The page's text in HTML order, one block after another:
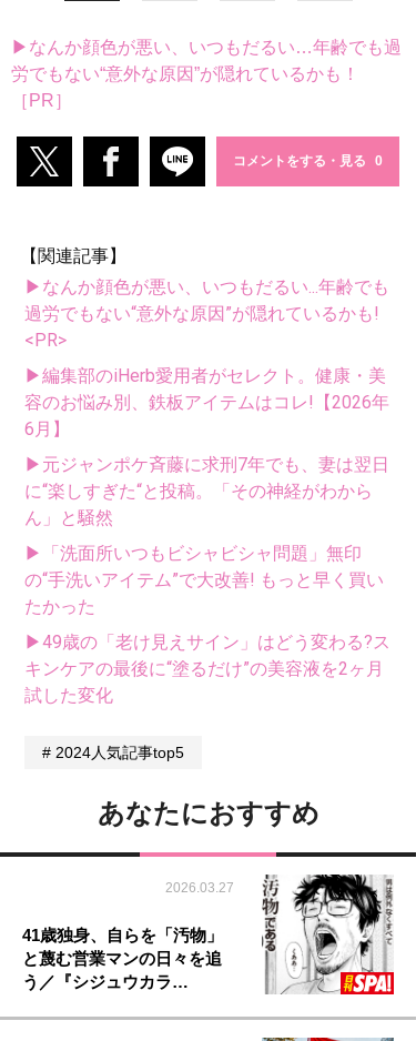
▶なんか顔色が悪い、いつもだるい…年齢でも過
労でもない“意外な原因”が隠れているかも！
［PR］
コメントをする・見る
【関連記事】
▶なんか顔色が悪い、いつもだるい...年齢でも
過労でもない“意外な原因”が隠れているかも!
<PR>
▶編集部のiHerb愛用者がセレクト。健康・美
容のお悩み別、鉄板アイテムはコレ!【2026年
6月】
▶元ジャンポケ斉藤に求刑7年でも、妻は翌日
に“楽しすぎた“と投稿。「その神経がわから
ん」と騒然
▶「洗面所いつもビシャビシャ問題」無印
の“手洗いアイテム”で大改善! もっと早く買い
たかった
▶49歳の「老け見えサイン」はどう変わる?ス
キンケアの最後に“塗るだけ”の美容液を2ヶ月
試した変化
2024人気記事top5
あなたにおすすめ
2026.03.27
41歳独身、自らを「汚物」
と蔑む営業マンの日々を追
う／『シジュウカラ…